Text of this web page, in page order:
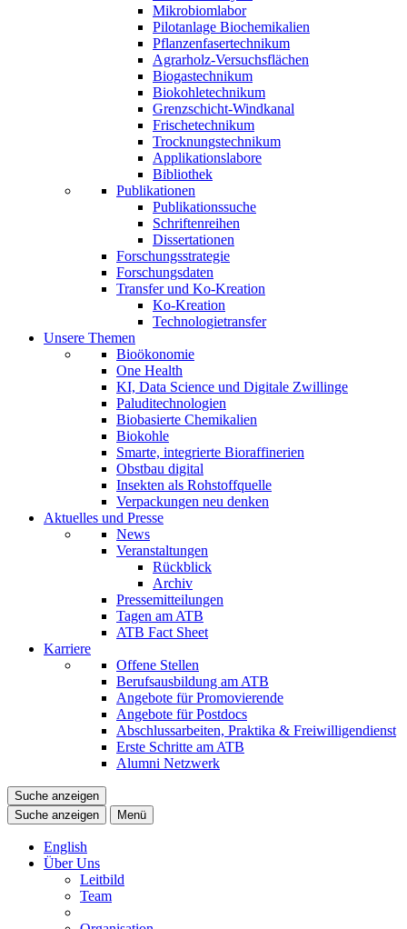
Mikrobiomlabor
Pilotanlage Biochemikalien
Pflanzenfasertechnikum
Agrarholz-Versuchsflächen
Biogastechnikum
Biokohletechnikum
Grenzschicht-Windkanal
Frischetechnikum
Trocknungstechnikum
Applikationslabore
Bibliothek
Publikationen
Publikationssuche
Schriftenreihen
Dissertationen
Forschungsstrategie
Forschungsdaten
Transfer und Ko-Kreation
Ko-Kreation
Technologietransfer
Unsere Themen
Bioökonomie
One Health
KI, Data Science und Digitale Zwillinge
Paluditechnologien
Biobasierte Chemikalien
Biokohle
Smarte, integrierte Bioraffinerien
Obstbau digital
Insekten als Rohstoffquelle
Verpackungen neu denken
Aktuelles und Presse
News
Veranstaltungen
Rückblick
Archiv
Pressemitteilungen
Tagen am ATB
ATB Fact Sheet
Karriere
Offene Stellen
Berufsausbildung am ATB
Angebote für Promovierende
Angebote für Postdocs
Abschlussarbeiten, Praktika & Freiwilligendienst
Erste Schritte am ATB
Alumni Netzwerk
Suche anzeigen
Suche anzeigen
Menü
English
Über Uns
Leitbild
Team